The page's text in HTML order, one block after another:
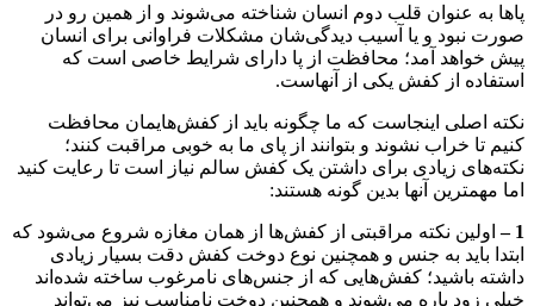
پاها به عنوان قلب دوم انسان شناخته می‌شوند و از همین رو در
صورت نبود و یا آسیب دیدگی‌شان مشکلات فراوانی برای انسان
پیش خواهد آمد؛ محافظت از پا دارای شرایط خاصی است که
استفاده از کفش یکی از آنهاست.
نکته اصلی اینجاست که ما چگونه باید از کفش‌هایمان محافظت
کنیم تا خراب نشوند و بتوانند از پای ما به خوبی مراقبت کنند؛
نکته‌های زیادی برای داشتن یک کفش سالم نیاز است تا رعایت کنید
اما مهمترین آنها بدین گونه هستند:
1 –
اولین نکته مراقبتی از کفش‌ها از همان مغازه شروع می‌شود که
ابتدا باید به جنس و همچنین نوع دوخت کفش دقت بسیار زیادی
داشته باشید؛ کفش‌هایی که از جنس‌های نامرغوب ساخته شده‌اند
خیلی زود پاره می‌شوند و همچنین دوخت نا‌مناسب نیز می‌تواند